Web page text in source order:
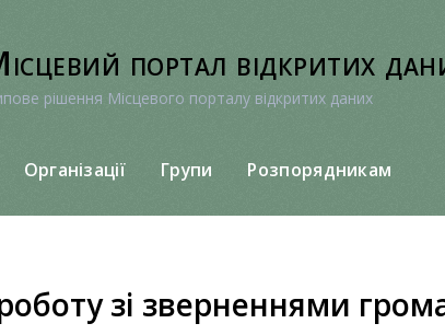
портал відкритих
рішення Місцевого порталу відкритих даних
Організації Групи Розпорядникам
зі зверненнями